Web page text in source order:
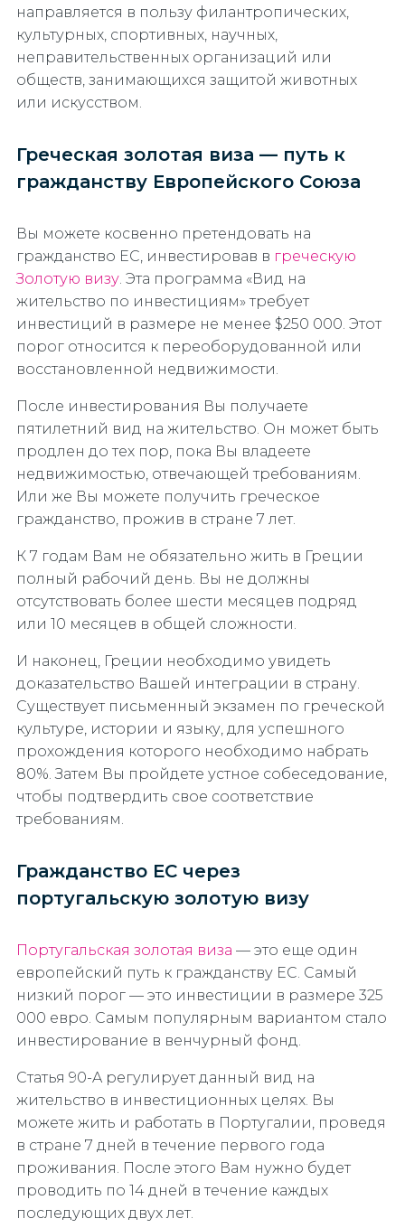
направляется в пользу филантропических,
культурных, спортивных, научных,
неправительственных организаций или
обществ, занимающихся защитой животных
или искусством.
Греческая золотая виза — путь к
гражданству Европейского Союза
Вы можете косвенно претендовать на
гражданство ЕС, инвестировав в греческую
Золотую визу. Эта программа «Вид на
жительство по инвестициям» требует
инвестиций в размере не менее $250 000. Этот
порог относится к переоборудованной или
восстановленной недвижимости.
После инвестирования Вы получаете
пятилетний вид на жительство. Он может быть
продлен до тех пор, пока Вы владеете
недвижимостью, отвечающей требованиям.
Или же Вы можете получить греческое
гражданство, прожив в стране 7 лет.
К 7 годам Вам не обязательно жить в Греции
полный рабочий день. Вы не должны
отсутствовать более шести месяцев подряд
или 10 месяцев в общей сложности.
И наконец, Греции необходимо увидеть
доказательство Вашей интеграции в страну.
Существует письменный экзамен по греческой
культуре, истории и языку, для успешного
прохождения которого необходимо набрать
80%. Затем Вы пройдете устное собеседование,
чтобы подтвердить свое соответствие
требованиям.
Гражданство ЕС через
португальскую золотую визу
Португальская золотая виза — это еще один
европейский путь к гражданству ЕС. Самый
низкий порог — это инвестиции в размере 325
000 евро. Самым популярным вариантом стало
инвестирование в венчурный фонд.
Статья 90-A регулирует данный вид на
жительство в инвестиционных целях. Вы
можете жить и работать в Португалии, проведя
в стране 7 дней в течение первого года
проживания. После этого Вам нужно будет
проводить по 14 дней в течение каждых
последующих двух лет.